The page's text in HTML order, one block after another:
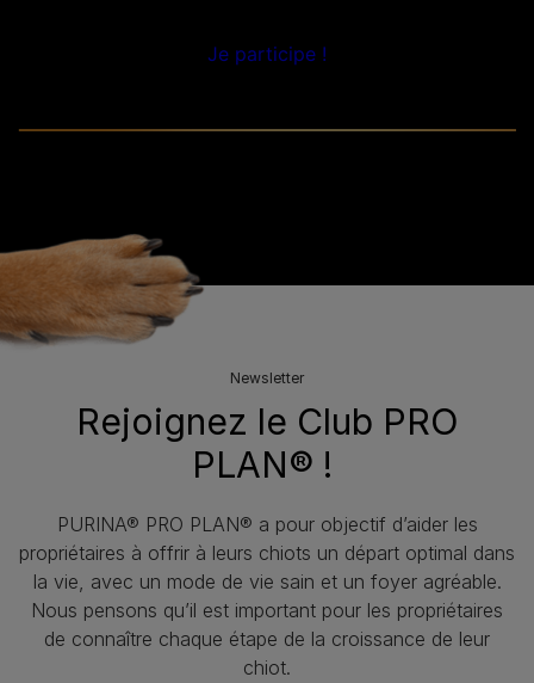
Newsletter
Rejoignez le Club PRO
PLAN® !
PURINA® PRO PLAN® a pour objectif d’aider les
propriétaires à offrir à leurs chiots un départ optimal dans
la vie, avec un mode de vie sain et un foyer agréable.
Nous pensons qu’il est important pour les propriétaires
de connaître chaque étape de la croissance de leur
chiot.